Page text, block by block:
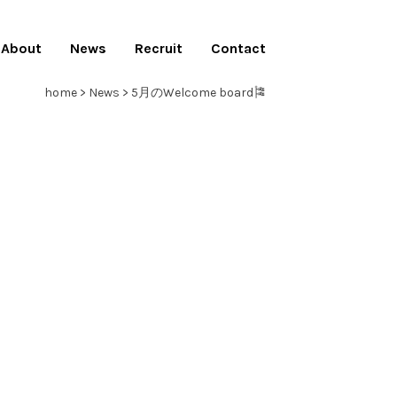
About News Recruit Contact
home > News > 5月のWelcome board🎏